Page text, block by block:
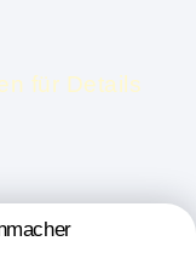
für Details